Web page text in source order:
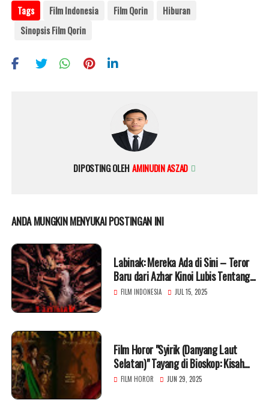
Tags Film Indonesia Film Qorin
Hiburan
Sinopsis Film Qorin
DIPOSTING OLEH AMINUDIN ASZAD
ANDA MUNGKIN MENYUKAI POSTINGAN INI
Labinak: Mereka Ada di Sini – Teror
Baru dari Azhar Kinoi Lubis Tentang
Ritual Kanibalisme
FILM INDONESIA JUL 15, 2025
Film Horor "Syirik (Danyang Laut
Selatan)" Tayang di Bioskop: Kisah
Mistis Penari dan Ritual Gelap
FILM HOROR JUN 29, 2025